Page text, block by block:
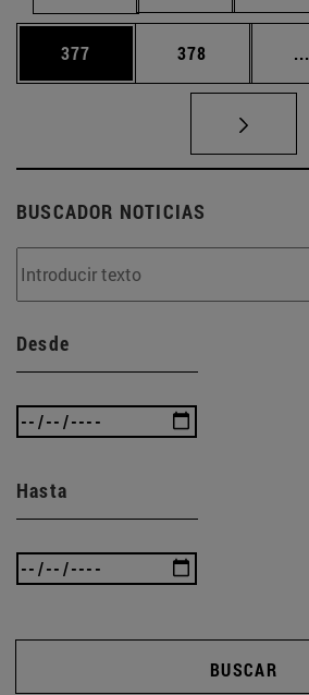
Página
377 Página
378 ...
BUSCADOR NOTICIAS
Desde
Hasta
BUSCAR